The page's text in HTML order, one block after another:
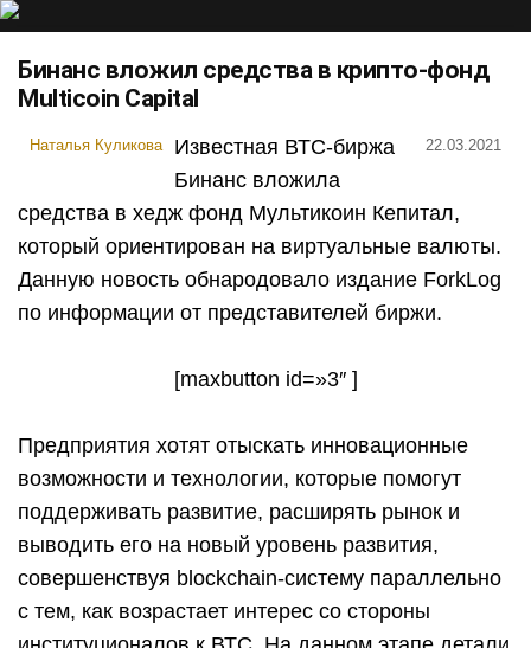
Бинанс вложил средства в крипто-фонд
Multicoin Capital
Наталья Куликова 22.03.2021
Известная ВТС-биржа
Бинанс вложила
средства в хедж фонд Мультикоин Кепитал,
который ориентирован на виртуальные валюты.
Данную новость обнародовало издание ForkLog
по информации от представителей биржи.
[maxbutton id=»3″ ]
Предприятия хотят отыскать инновационные
возможности и технологии, которые помогут
поддерживать развитие, расширять рынок и
выводить его на новый уровень развития,
совершенствуя blockchain-систему параллельно
с тем, как возрастает интерес со стороны